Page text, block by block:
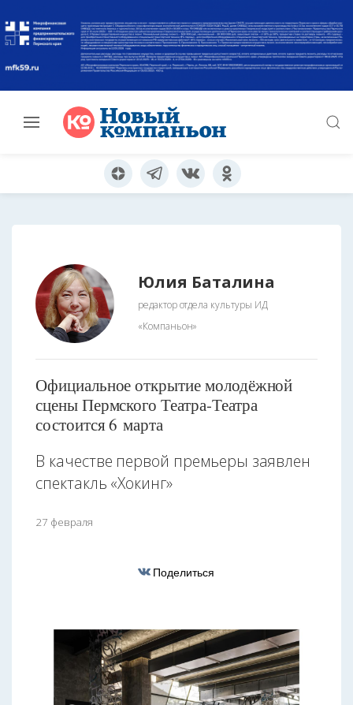
Юлия Баталина
редактор отдела культуры ИД
«Компаньон»
Официальное открытие молодёжной
сцены Пермского Театра-Театра
состоится 6 марта
В качестве первой премьеры заявлен
спектакль «Хокинг»
27 февраля
Поделиться